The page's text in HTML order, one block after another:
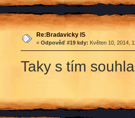
Re:Bradavicky IS
« Odpověď #19 kdy: Květen 10, 2014,
Taky s tím